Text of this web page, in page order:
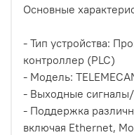
Основные
- Тип устройства:
контроллер (PLC)
- Модель:
- Выходные
- Поддержка
включая Ethernet,